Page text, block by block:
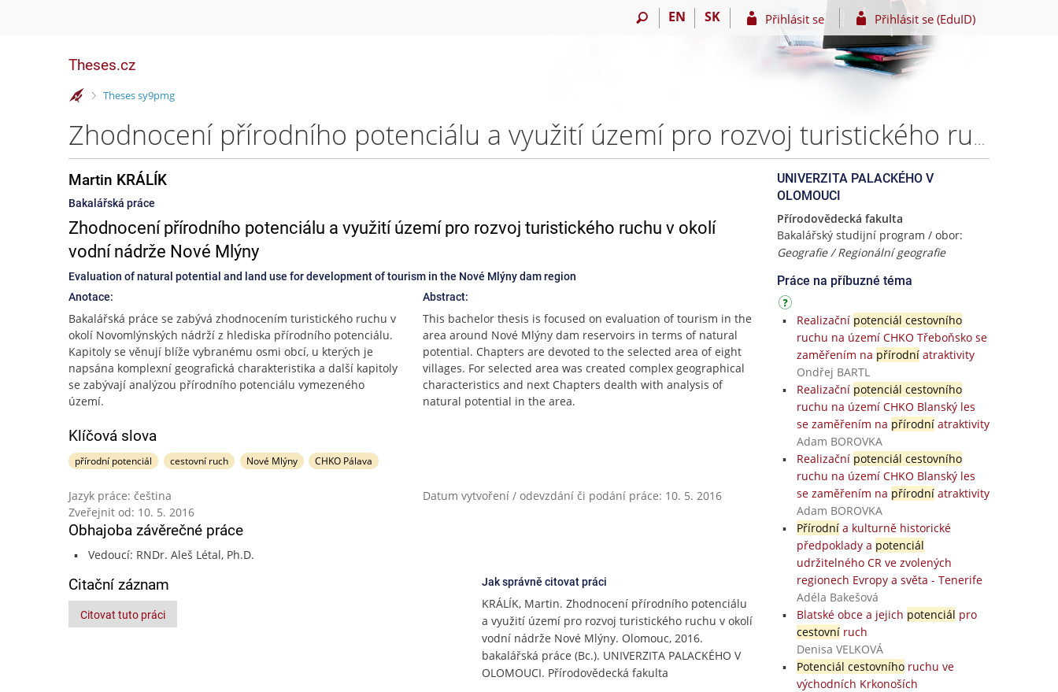
EN SK Přihlásit se Přihlásit se (EduID)
Theses.cz
>
Theses sy9pmg
Zhodnocení přírodního potenciálu a využití území pro rozvoj turistického ruchu v okolí vodní nádrže Nové Mlýny – Martin KRÁLÍK
Martin KRÁLÍK
Bakalářská práce
Zhodnocení přírodního potenciálu a využití území pro rozvoj turistického ruchu v okolí
vodní nádrže Nové Mlýny
Evaluation of natural potential and land use for development of tourism in the Nové Mlýny dam region
Anotace:
Bakalářská práce se zabývá zhodnocením turistického ruchu v
okolí Novomlýnských nádrží z hlediska přírodního potenciálu.
Kapitoly se věnují blíže vybranému osmi obcí, u kterých je
napsána komplexní geografická charakteristika a další kapitoly
se zabývají analýzou přírodního potenciálu vymezeného
území.
Abstract:
This bachelor thesis is focused on evaluation of tourism in the
area around Nové Mlýny dam reservoirs in terms of natural
potential. Chapters are devoted to the selected area of eight
villages. For selected area was created complex geographical
characteristics and next Chapters dealth with analysis of
natural potential in the area.
Klíčová slova
přírodní potenciál cestovní ruch Nové Mlýny CHKO Pálava
Jazyk práce: čeština
Datum vytvoření / odevzdání či podání práce: 10. 5. 2016
Zveřejnit od: 10. 5. 2016
Obhajoba závěrečné práce
Vedoucí: RNDr. Aleš Létal, Ph.D.
Citační záznam
Citovat tuto práci
Jak správně citovat práci
KRÁLÍK, Martin. Zhodnocení přírodního potenciálu
a využití území pro rozvoj turistického ruchu v okolí
vodní nádrže Nové Mlýny. Olomouc, 2016.
bakalářská práce (Bc.). UNIVERZITA PALACKÉHO V
OLOMOUCI. Přírodovědecká fakulta
UNIVERZITA PALACKÉHO V
OLOMOUCI
Přírodovědecká fakulta
Bakalářský studijní program / obor:
Geografie / Regionální geografie
Práce na příbuzné téma
Realizační potenciál cestovního
ruchu na území CHKO Třeboňsko se
zaměřením na přírodníatraktivity
Ondřej BARTL
Realizační potenciál cestovního
ruchu na území CHKO Blanský les
se zaměřením na přírodníatraktivity
Adam BOROVKA
Realizační potenciál cestovního
ruchu na území CHKO Blanský les
se zaměřením na přírodníatraktivity
Adam BOROVKA
Přírodnía kulturně historické
předpoklady a potenciál
udržitelného CR ve zvolených
regionech Evropy a světa - Tenerife
Adéla Bakešová
Blatské obce a jejich potenciál pro
cestovníruch
Denisa VELKOVÁ
Potenciál cestovníhoruchu ve
východních Krkonoších